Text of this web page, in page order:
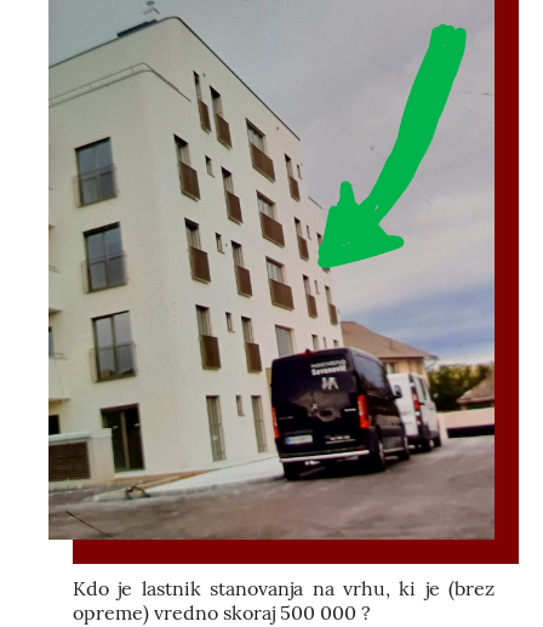
Kdo je lastnik stanovanja na vrhu, ki je (brez
opreme) vredno skoraj 500 000 ?